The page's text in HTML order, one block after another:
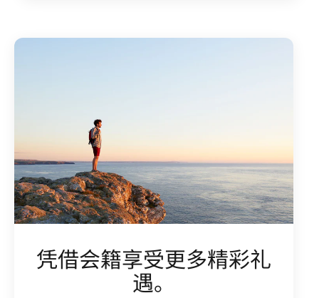
凭借会籍享受更多精彩礼
遇。